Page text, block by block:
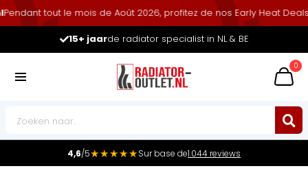
tout le mois de Août 2026, profitez de nos Early Heat Deals
15+ jaarde radiator specialist in NL & BE
0
4,6/5★★★★★Sur base de1.044 reviews